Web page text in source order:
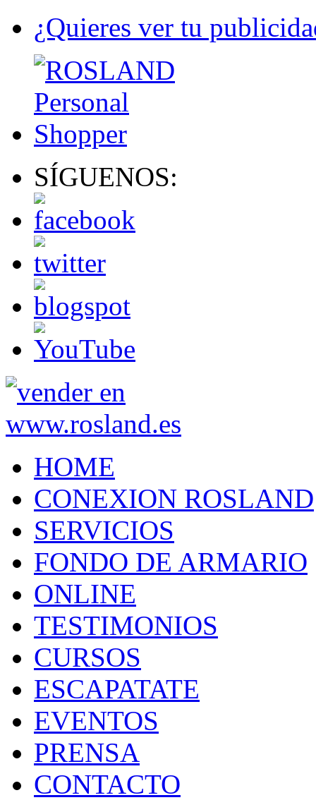
¿Quieres ver tu
SÍGUENOS:
HOME
CONEXION ROSLAND
SERVICIOS
FONDO DE ARMARIO
ONLINE
TESTIMONIOS
CURSOS
ESCAPATATE
EVENTOS
PRENSA
CONTACTO